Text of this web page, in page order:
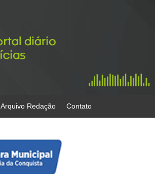
Arquivo Redação Contato